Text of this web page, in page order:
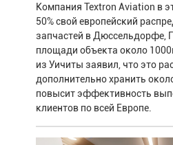
Компания Textron Aviation в
50% свой европейский
запчастей в Дюссельдорфе,
площади объекта около
из Уичиты заявил, что это
дополнительно хранить
повысит эффективность
клиентов по всей Европе.